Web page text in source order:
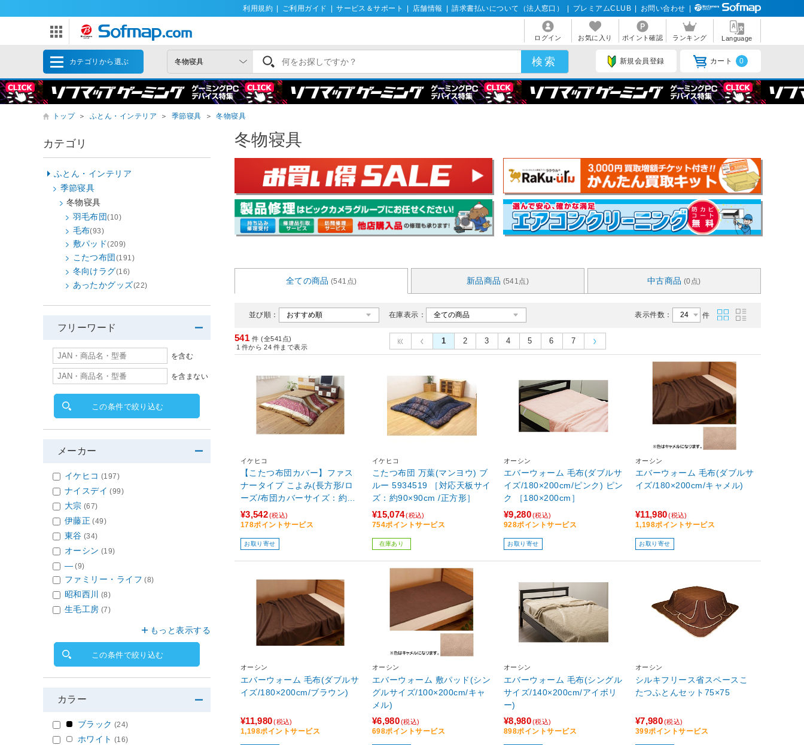
利用規約 ご利用ガイド サービス＆サポート 店舗情報 請求書払いについて（法人窓口） プレミアムCLUB お問い合わせ
ログイン お気に入り ポイント確認 ランキング Language
カテゴリから選ぶ 新規会員登録 カート 0
トップ ＞ ふとん・インテリア ＞ 季節寝具 ＞ 冬物寝具
冬物寝具
全ての商品 (541点) 新品商品 (541点) 中古商品 (0点)
並び順： 在庫表示： 表示件数： 件
541 件 (全541点)
1 件から 24 件まで表示
1 2 3 4 5 6 7
イケヒコ
【こたつ布団カバー】ファス
ナータイプ こよみ(長方形/ロ
ーズ/布団カバーサイズ：約21
5×255cm)
¥3,542(税込)
178ポイントサービス
お取り寄せ
イケヒコ
こたつ布団 万葉(マンヨウ) ブ
ルー 5934519 ［対応天板サイ
ズ：約90×90cm /正方形］
¥15,074(税込)
754ポイントサービス
在庫あり
オーシン
エバーウォーム 毛布(ダブルサ
イズ/180×200cm/ピンク) ピン
ク ［180×200cm］
¥9,280(税込)
928ポイントサービス
お取り寄せ
オーシン
エバーウォーム 毛布(ダブルサ
イズ/180×200cm/キャメル)
¥11,980(税込)
1,198ポイントサービス
お取り寄せ
オーシン
エバーウォーム 毛布(ダブルサ
イズ/180×200cm/ブラウン)
¥11,980(税込)
1,198ポイントサービス
オーシン
エバーウォーム 敷パッド(シン
グルサイズ/100×200cm/キャ
メル)
¥6,980(税込)
698ポイントサービス
オーシン
エバーウォーム 毛布(シングル
サイズ/140×200cm/アイボリ
ー)
¥8,980(税込)
898ポイントサービス
オーシン
シルキフリース省スペースこ
たつふとんセット75×75
¥7,980(税込)
399ポイントサービス
カテゴリ
ふとん・インテリア
季節寝具
冬物寝具
羽毛布団(10)
毛布(93)
敷パッド(209)
こたつ布団 (191)
冬向けラグ(16)
あったかグッズ(22)
フリーワード
を含む
を含まない
この条件で絞り込む
メーカー
イケヒコ (197)
ナイスデイ (99)
大宗 (67)
伊藤正 (49)
東谷 (34)
オーシン (19)
― (9)
ファミリー・ライフ (8)
昭和西川 (8)
生毛工房 (7)
もっと表示する
この条件で絞り込む
カラー
ブラック (24)
ホワイト (16)